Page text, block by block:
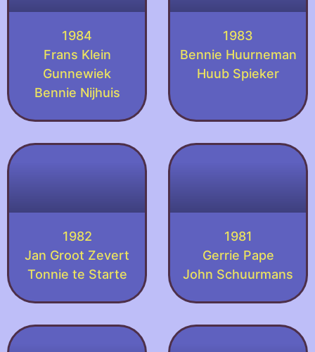
1984
Frans Klein
Gunnewiek
Bennie Nijhuis
1983
Bennie Huurneman
Huub Spieker
1982
Jan Groot Zevert
Tonnie te Starte
1981
Gerrie Pape
John Schuurmans